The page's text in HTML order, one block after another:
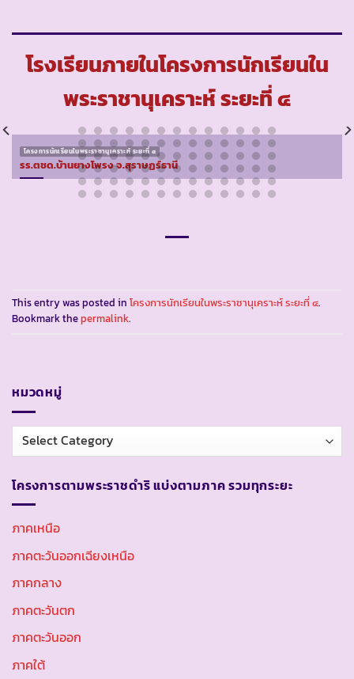
โรงเรียนภายในโครงการนักเรียนใน
พระราชานุเคราะห์ ระยะที่ ๔
โครงการนักเรียนในพระราชานุเคราะห์ ระยะที่ ๔
รร.ตชด.บ้านยางโพรง จ.สุราษฏร์ธานี
This entry was posted in โครงการนักเรียนในพระราชานุเคราะห์ ระยะที่ ๔.
Bookmark thepermalink.
หมวดหมู่
หมวด
หมู่
โครงการตามพระราชดำริ แบ่งตามภาค รวมทุกระยะ
ภาคเหนือ
ภาคตะวันออกเฉียงเหนือ
ภาคกลาง
ภาคตะวันตก
ภาคตะวันออก
ภาคใต้